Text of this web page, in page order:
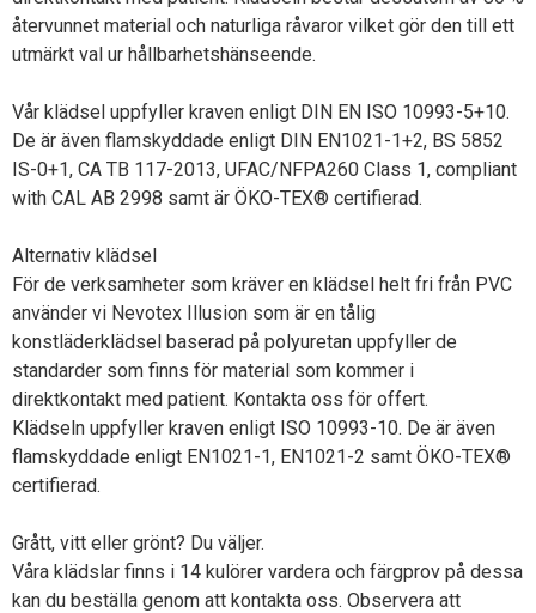
återvunnet material och naturliga råvaror vilket gör den till ett
utmärkt val ur hållbarhetshänseende.
Vår klädsel uppfyller kraven enligt DIN EN ISO 10993-5+10.
De är även flamskyddade enligt DIN EN1021-1+2, BS 5852
IS-0+1, CA TB 117-2013, UFAC/NFPA260 Class 1, compliant
with CAL AB 2998 samt är ÖKO-TEX® certifierad.
Alternativ klädsel
För de verksamheter som kräver en klädsel helt fri från PVC
använder vi Nevotex Illusion som är en tålig
konstläderklädsel baserad på polyuretan uppfyller de
standarder som finns för material som kommer i
direktkontakt med patient. Kontakta oss för offert.
Klädseln uppfyller kraven enligt ISO 10993-10. De är även
flamskyddade enligt EN1021-1, EN1021-2 samt ÖKO-TEX®
certifierad.
Grått, vitt eller grönt? Du väljer.
Våra klädslar finns i 14 kulörer vardera och färgprov på dessa
kan du beställa genom att kontakta oss. Observera att